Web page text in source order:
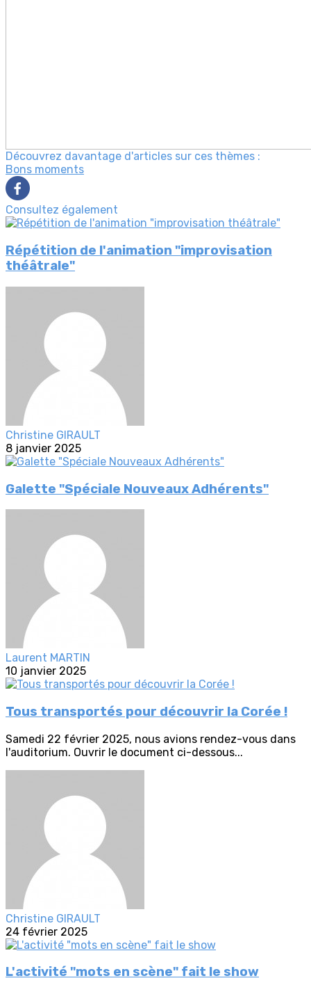
Découvrez davantage d'articles sur ces thèmes :
Bons moments
Consultez également
Répétition de l'animation "improvisation
théâtrale"
Christine GIRAULT
8 janvier 2025
Galette "Spéciale Nouveaux Adhérents"
Laurent MARTIN
10 janvier 2025
Tous transportés pour découvrir la Corée !
Samedi 22 février 2025, nous avions rendez-vous dans
l'auditorium. Ouvrir le document ci-dessous...
Christine GIRAULT
24 février 2025
L'activité "mots en scène" fait le show